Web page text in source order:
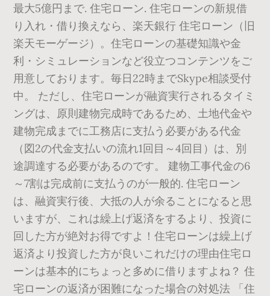
最大5億円まで. 住宅ローン. 住宅ローンの新規借
り入れ・借り換えなら、楽天銀行 住宅ローン（旧
楽天モーゲージ）。住宅ローンの基礎知識や金
利・シミュレーションなど役立つコンテンツをご
用意しております。毎日22時までSkype相談受付
中。 ただし、住宅ローンが融資実行されるタイミ
ングは、原則建物完成時であるため、土地代金や
建物完成までに工務店に支払う必要がある代金
（図2の代金支払いの流れ1回目～4回目）は、別
途調達する必要があるのです。 建物工事代金の6
～7割は完成前に支払うのが一般的. 住宅ローン
は、融資実行後、大抵の人が余ることになると思
いますが、これは繰上げ返済をするより、投資に
回した方が絶対お得ですよ！住宅ローンは繰上げ
返済より投資した方が良いこれだけの理由住宅ロ
ーンは基本的にちょっと多めに借りますよね？ 住
宅ローンの返済が困難になった場合の対処法 「住